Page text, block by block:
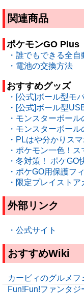
関連商品
ポケモンGO Plus
・誰でもできる全自
・電池の交換方法
おすすめグッズ
・[公式]ボール型モ
・[公式]ボール型
・モンスターボール
・モンスターボー
・PLはや分かりス
・ポケモン一色！
・冬対策！ ポケGO
・ポケGO用保護フ
・限定プレイスト
外部リンク
・公式サイト
おすすめWiki
カービィのグルメフ
Fun!Fun!ファンタ